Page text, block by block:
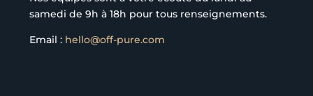
samedi de 9h à 18h pour tous renseignements.
Email : hello@off-pure.com